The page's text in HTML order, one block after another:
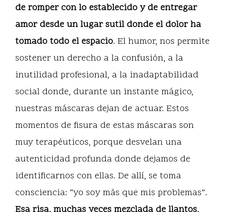
de romper con lo establecido y de entregar
amor desde un lugar sutil donde el dolor ha
tomado todo el espacio. El humor, nos permite
sostener un derecho a la confusión, a la
inutilidad profesional, a la inadaptabilidad
social donde, durante un instante mágico,
nuestras máscaras dejan de actuar. Estos
momentos de fisura de estas máscaras son
muy terapéuticos, porque desvelan una
autenticidad profunda donde dejamos de
identificarnos con ellas. De allí, se toma
consciencia: “yo soy más que mis problemas”.